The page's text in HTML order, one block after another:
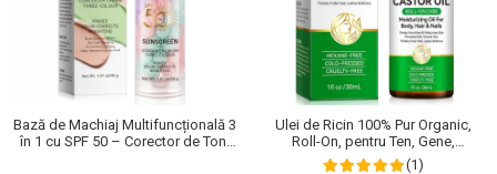
Bază de Machiaj Multifuncțională 3
în 1 cu SPF 50 – Corector de Ton,
Ulei de Ricin 100% Pur Organic,
Roll-On, pentru Ten, Gene,
Sprancene, Unghii, 30 ml
(1)